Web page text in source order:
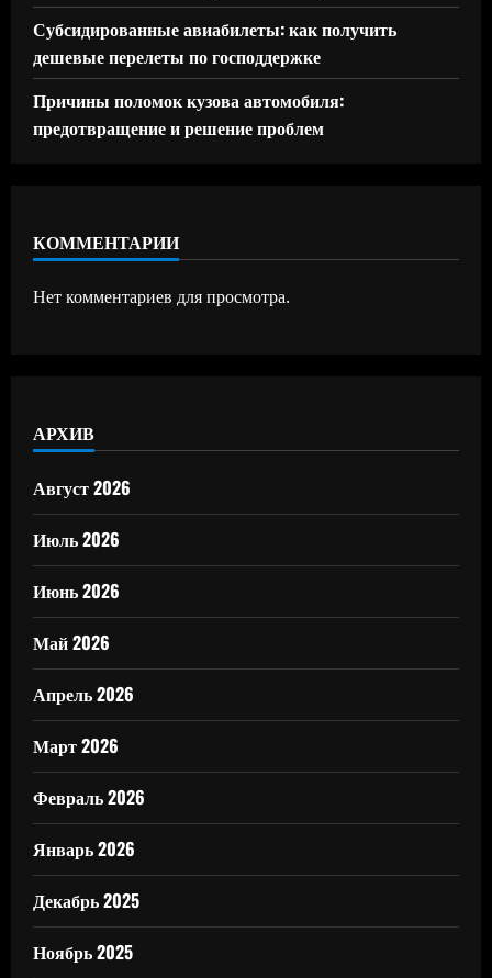
Субсидированные авиабилеты: как получить
дешевые перелеты по господдержке
Причины поломок кузова автомобиля:
предотвращение и решение проблем
КОММЕНТАРИИ
Нет комментариев для просмотра.
АРХИВ
Август 2026
Июль 2026
Июнь 2026
Май 2026
Апрель 2026
Март 2026
Февраль 2026
Январь 2026
Декабрь 2025
Ноябрь 2025